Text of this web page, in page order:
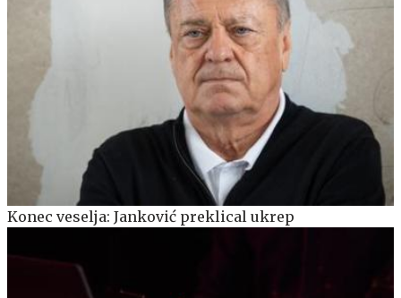
Konec veselja: Janković preklical ukrep